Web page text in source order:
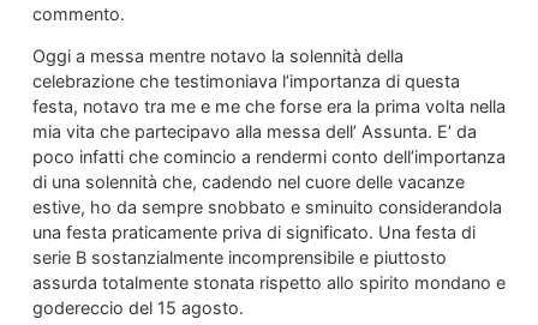
commento.
Oggi a messa mentre notavo la solennità della
celebrazione che testimoniava l’importanza di questa
festa, notavo tra me e me che forse era la prima volta nella
mia vita che partecipavo alla messa dell’ Assunta. E’ da
poco infatti che comincio a rendermi conto dell’importanza
di una solennità che, cadendo nel cuore delle vacanze
estive, ho da sempre snobbato e sminuito considerandola
una festa praticamente priva di significato. Una festa di
serie B sostanzialmente incomprensibile e piuttosto
assurda totalmente stonata rispetto allo spirito mondano e
godereccio del 15 agosto.